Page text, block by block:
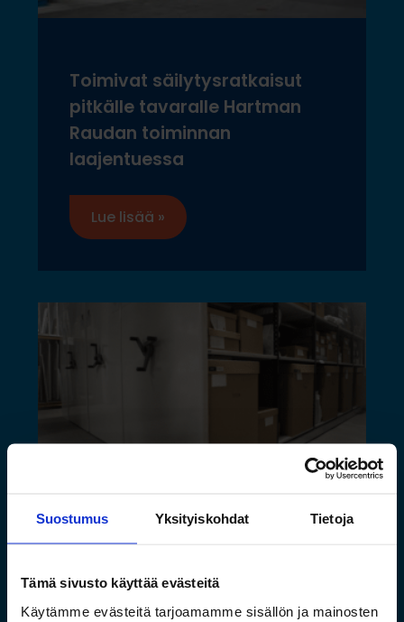
Suostumus Yksityiskohdat Tietoja
Tämä sivusto käyttää evästeitä
Käytämme evästeitä tarjoamamme sisällön ja mainosten
Toimivat säilytysratkaisut
pitkälle tavaralle Hartman
Raudan toiminnan
laajentuessa
Lue lisää »
Saamelaismuseon ja
sopivat ilmastoidut ja
kestävät säilytysratkaisut